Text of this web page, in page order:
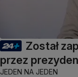
Został
przez
JEDEN NA JEDEN